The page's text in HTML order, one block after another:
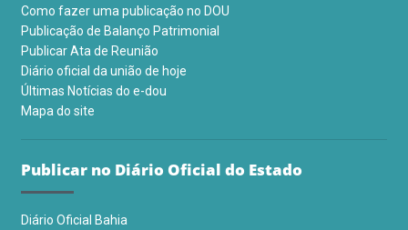
Como fazer uma publicação no DOU
Publicação de Balanço Patrimonial
Publicar Ata de Reunião
Diário oficial da união de hoje
Últimas Notícias do e-dou
Mapa do site
Publicar no Diário Oficial do Estado
Diário Oficial Bahia